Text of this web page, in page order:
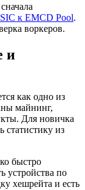
к EMCD Pool.
воркеров.
и
как одно из
майнинг,
Для новичка
статистику из
быстро
устройства по
хешрейта и есть